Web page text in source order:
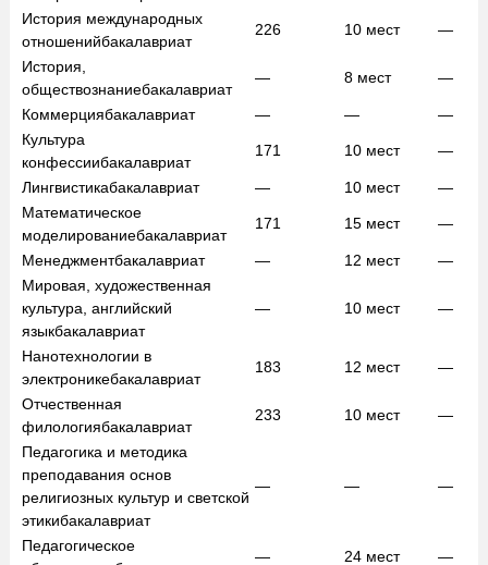
История международных
отношенийбакалавриат
226 10 мест —
История,
обществознаниебакалавриат
— 8 мест —
Коммерциябакалавриат — —
—
Культура
конфессиибакалавриат
171 10 мест —
Лингвистикабакалавриат — 10 мест
—
Математическое
моделированиебакалавриат
171 15 мест —
Менеджментбакалавриат — 12 мест
—
Мировая, художественная
культура, английский
языкбакалавриат
— 10 мест —
Нанотехнологии в
электроникебакалавриат
183 12 мест —
Отчественная
филологиябакалавриат
233 10 мест —
Педагогика и методика
преподавания основ
религиозных культур и светской
этикибакалавриат
— — —
Педагогическое
— 24 мест —